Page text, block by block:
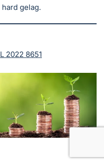
gelag.
2022 8651